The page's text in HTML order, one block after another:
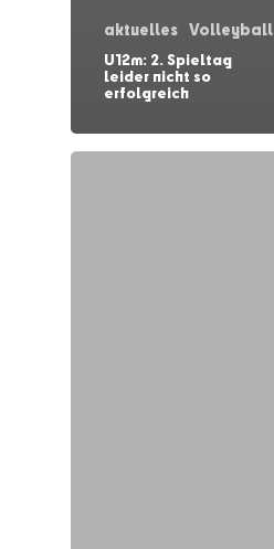
aktuelles Volleyball
U12m: 2. Spieltag
leider nicht so
erfolgreich